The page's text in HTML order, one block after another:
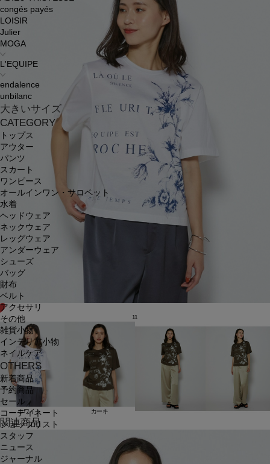
congés payés
LOISIR
Julier
MOGA
L'EQUIPE
endalence
unbilanc
大きいサイズ
CATEGORY
トップス
アウター
パンツ
スカート
ワンピース
オールインワン・サロペット
水着
ヘッドウェア
ネックウェア
レッグウェア
アンダーウェア
シューズ
バッグ
財布
ベルト
アクセサリ
その他
雑貨小物
インテリア小物
ネイルケア
OTHERS
新着商品
予約商品
セール
コーディネート
ショップリスト
スタッフ
ニュース
ジャーナル
11
ホワイト カーキ
関連商品